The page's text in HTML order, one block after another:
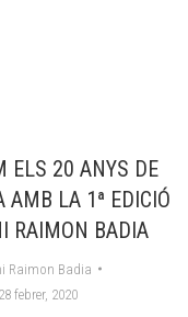
ELS 20 ANYS DE
AMB LA 1ª EDICIÓ
RAIMON BADIA
Raimon Badia
28 febrer, 2020